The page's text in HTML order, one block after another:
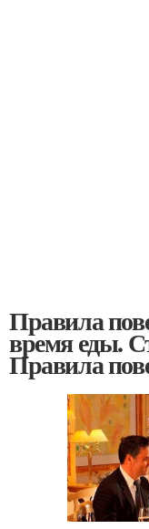
Правила
время еды.
Правила